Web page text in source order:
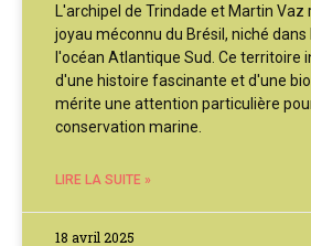
L'archipel de Trindade et Martin
joyau méconnu du Brésil, niché
l'océan Atlantique Sud. Ce territoire
d'une histoire fascinante et d'une
mérite une attention particulière
conservation marine.
LIRE LA SUITE »
18 avril 2025